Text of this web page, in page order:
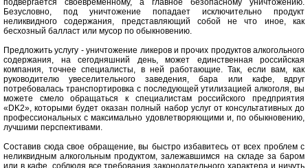
подвергается своевременному, а главное безопасному уничтожению.
Безусловно, под уничтожение попадает исключительно продукт
неликвидного содержания, представляющий собой не что иное, как
бесхозный балласт или мусор по обыкновению.
Предложить услугу - уничтожение ликеров и прочих продуктов алкогольного
содержания, на сегодняшний день, может единственная российская
компания, точнее специалисты, в ней работающие. Так, если вам, как
руководителю увеселительного заведения, бара или кафе, вдруг
потребовалась транспортировка с последующей утилизацией алкоголя, вы
можете смело обращаться к специалистам российского предприятия
«DK2», которыми будет оказан полный набор услуг от консультативных до
профессиональных с максимально удовлетворяющими и, по обыкновению,
лучшими перспективами.
Составив сюда свое обращение, вы быстро избавитесь от всех проблем с
неликвидным алкогольным продуктом, залежавшимся на складе за баром
или в кафе, соблюдя все требования законодательного характера и ничуть